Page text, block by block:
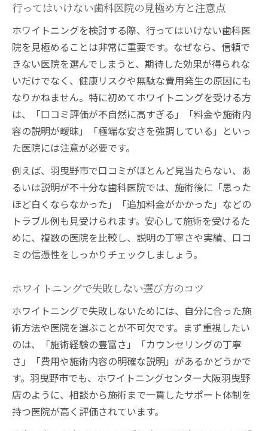
行ってはいけない歯科医院の見極め方と注意点
ホワイトニングを検討する際、行ってはいけない歯科医
院を見極めることは非常に重要です。なぜなら、信頼で
きない医院を選んでしまうと、期待した効果が得られな
いだけでなく、健康リスクや無駄な費用発生の原因にも
なりかねません。特に初めてホワイトニングを受ける方
は、「口コミ評価が不自然に高すぎる」「料金や施術内
容の説明が曖昧」「極端な安さを強調している」といっ
た医院には注意が必要です。
例えば、羽曳野市で口コミがほとんど見当たらない、あ
るいは説明が不十分な歯科医院では、施術後に「思った
ほど白くならなかった」「追加料金がかかった」などの
トラブル例も見受けられます。安心して施術を受けるた
めに、複数の医院を比較し、説明の丁寧さや実績、口コ
ミの信憑性をしっかりチェックしましょう。
ホワイトニングで失敗しない選び方のコツ
ホワイトニングで失敗しないためには、自分に合った施
術方法や医院を選ぶことが不可欠です。まず重視したい
のは、「施術経験の豊富さ」「カウンセリングの丁寧
さ」「費用や施術内容の明確な説明」があるかどうかで
す。羽曳野市でも、ホワイトニングセンター大阪羽曳野
店のように、相談から施術まで一貫したサポート体制を
持つ医院が高く評価されています。